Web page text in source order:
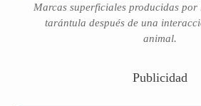
Marcas superficiales producidas
tarántula después de una
animal.
Publicidad